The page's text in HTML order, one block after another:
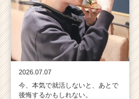
2026.07.07
今、本気で就活しないと、あとで
後悔するかもしれない。